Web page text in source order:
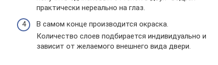
практически нереально на глаз.
В самом конце производится окраска.
Количество слоев подбирается индивидуально и
зависит от желаемого внешнего вида двери.